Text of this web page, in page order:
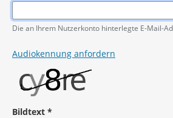
Pflichtangabe
Die an Ihrem Nutzerkonto hinterlegte E-Mail-
Audiokennung anfordern
Bildtext *